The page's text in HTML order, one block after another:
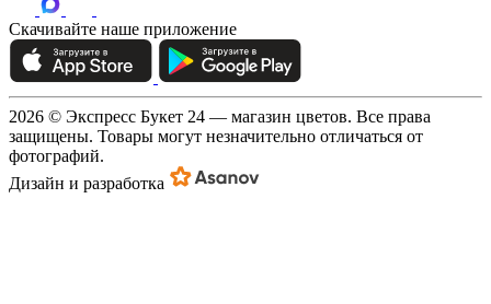
Скачивайте наше приложение
2026 © Экспресс Букет 24 — магазин цветов. Все права
защищены. Товары могут незначительно отличаться от
фотографий.
Дизайн и разработка